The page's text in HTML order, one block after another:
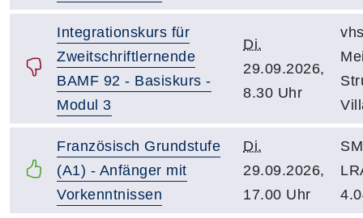
Integrationskurs für
Zweitschriftlernende
BAMF 92 - Basiskurs -
Modul 3
Di.
29.09.2026,
8.30 Uhr
Französisch Grundstufe
(A1) - Anfänger mit
Vorkenntnissen
Di.
29.09.2026,
17.00 Uhr